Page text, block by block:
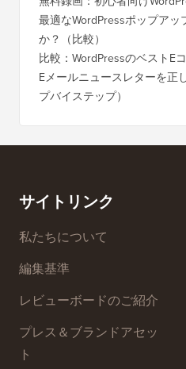
最適なWordPressポップア
か？（比較）
比較：WordPressのベストE
Eメールニュースレターを正
プバイステップ）
サイトリンク
私たちについて
編集基準
レビューボードのご紹介
プレス＆ブランドアセッ
ト